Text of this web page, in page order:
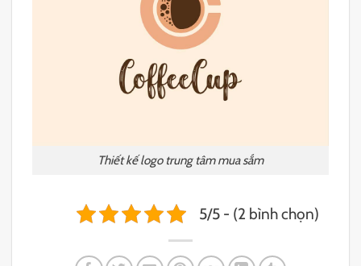
Thiết kế logo trung tâm mua sắm
5/5 - (2 bình chọn)